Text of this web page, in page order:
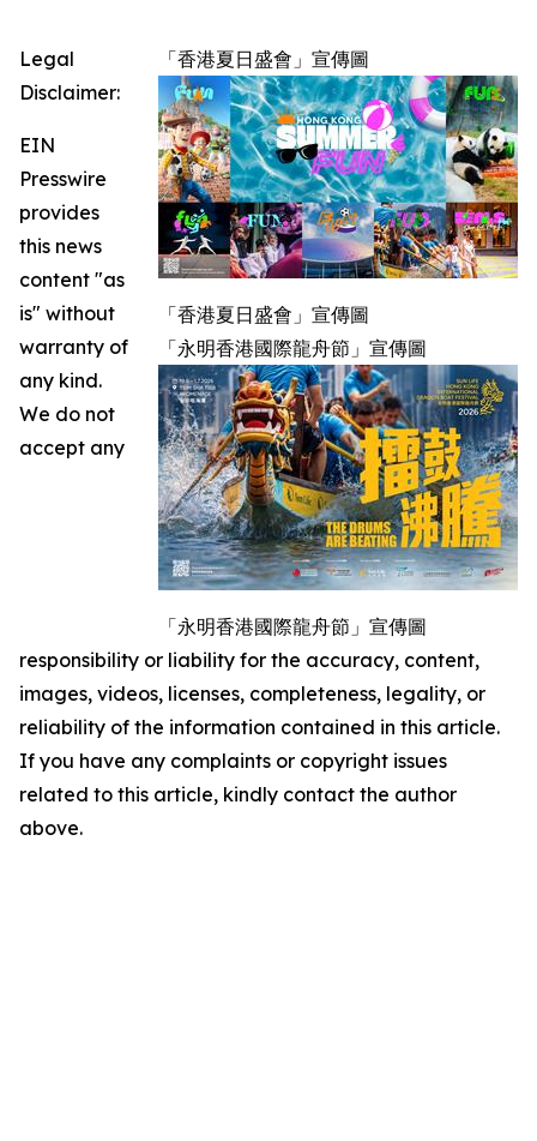
「香港夏日盛會」宣傳圖
「香港夏日盛會」宣傳圖
「永明香港國際龍舟節」宣傳圖
「永明香港國際龍舟節」宣傳圖
Legal
Disclaimer:
EIN
Presswire
provides
this news
content "as
is" without
warranty of
any kind.
We do not
accept any
responsibility or liability for the accuracy, content,
images, videos, licenses, completeness, legality, or
reliability of the information contained in this article.
If you have any complaints or copyright issues
related to this article, kindly contact the author
above.